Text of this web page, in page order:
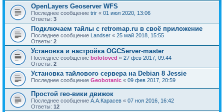
OpenLayers Geoserver WFS
Последнее сообщение trir « 01 июл 2020, 13:06
Ответы: 3
Подключаем тайлы с retromap.ru в своё приложение
Последнее сообщение Landser « 25 май 2018, 15:55
Ответы: 2
Установка и настройка OGCServer-master
Последнее сообщение bolotoved « 27 фев 2017, 09:44
Ответы: 2
Установка тайлового сервера на Debian 8 Jessie
Последнее сообщение Geobotanic « 09 фев 2017, 20:59
Простой гео-вики движок
Последнее сообщение А.А.Карасев « 07 ноя 2016, 16:42
Ответы: 12